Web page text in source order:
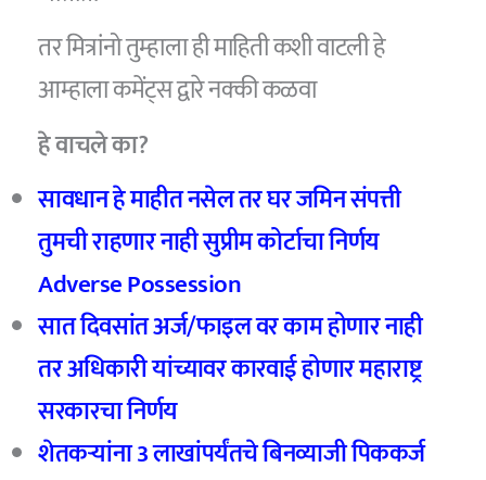
तर मित्रांनो तुम्हाला ही माहिती कशी वाटली हे
आम्हाला कमेंट्स द्वारे नक्की कळवा
हे वाचले का?
सावधान हे माहीत नसेल तर घर जमिन संपत्ती
तुमची राहणार नाही सुप्रीम कोर्टाचा निर्णय
Adverse Possession
सात दिवसांत अर्ज/फाइल वर काम होणार नाही
तर अधिकारी यांच्यावर कारवाई होणार महाराष्ट्र
सरकारचा निर्णय
शेतकऱ्यांना 3 लाखांपर्यंतचे बिनव्याजी पिककर्ज